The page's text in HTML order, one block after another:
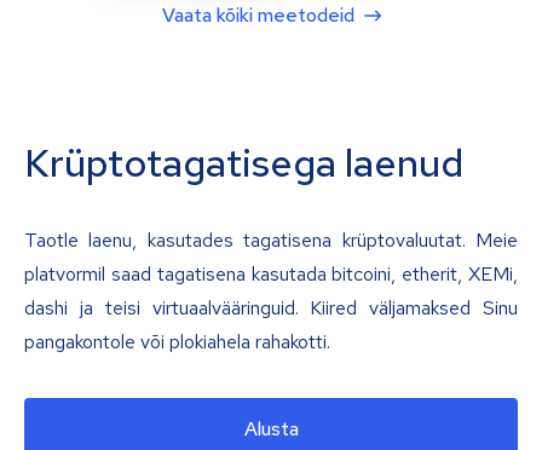
Vaata kõiki meetodeid
Krüptotagatisega laenud
Taotle laenu, kasutades tagatisena krüptovaluutat. Meie
platvormil saad tagatisena kasutada bitcoini, etherit, XEMi,
dashi ja teisi virtuaalvääringuid. Kiired väljamaksed Sinu
pangakontole või plokiahela rahakotti.
Alusta